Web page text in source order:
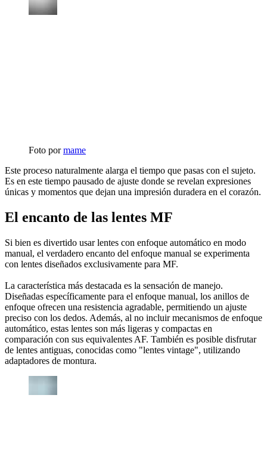
Foto pormame
Este proceso naturalmente alarga el tiempo que pasas con el sujeto.
Es en este tiempo pausado de ajuste donde se revelan expresiones
únicas y momentos que dejan una impresión duradera en el corazón.
El encanto de las lentes MF
Si bien es divertido usar lentes con enfoque automático en modo
manual, el verdadero encanto del enfoque manual se experimenta
con lentes diseñados exclusivamente para MF.
La característica más destacada es la sensación de manejo.
Diseñadas específicamente para el enfoque manual, los anillos de
enfoque ofrecen una resistencia agradable, permitiendo un ajuste
preciso con los dedos. Además, al no incluir mecanismos de enfoque
automático, estas lentes son más ligeras y compactas en
comparación con sus equivalentes AF. También es posible disfrutar
de lentes antiguas, conocidas como "lentes vintage", utilizando
adaptadores de montura.